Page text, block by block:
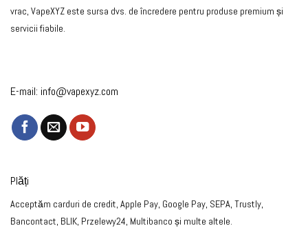
vrac, VapeXYZ este sursa dvs. de încredere pentru produse premium și
servicii fiabile.
E-mail: info@vapexyz.com
Plăți
Acceptăm carduri de credit, Apple Pay, Google Pay, SEPA, Trustly,
Bancontact, BLIK, Przelewy24, Multibanco și multe altele.